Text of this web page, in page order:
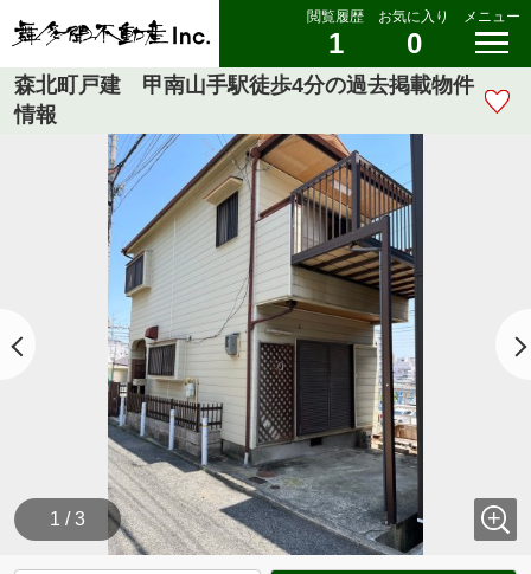
閲覧履歴
1
お気に入り
0
メニュー
森北町戸建 甲南山手駅徒歩4分の過去掲載物件
情報
1 / 3